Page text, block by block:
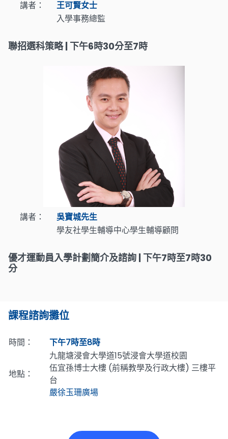
講者：
王可賢女士
入學事務總監
聯招選科策略 | 下午6時30分至7時
講者：
吳寶城先生
學友社學生輔導中心學生輔導顧問
優才運動員入學計劃簡介及諮詢 | 下午7時至7時30
分
課程諮詢攤位
時間： 下午7時至8時
地點：
九龍塘浸會大學道15號浸會大學道校園
伍宜孫博士大樓 (前稱教學及行政大樓) 三樓平
台
嚴徐玉珊廣場